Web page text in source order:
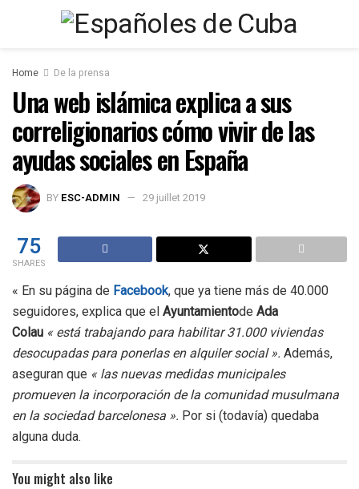
Home De la prensa
Una web islámica explica a sus
correligionarios cómo vivir de las
ayudas sociales en España
BY ESC-ADMIN 29 juillet 2019
75
SHARES
« En su página de Facebook, que ya tiene más de 40.000
seguidores, explica que el Ayuntamientode Ada
Colau « está trabajando para habilitar 31.000 viviendas
desocupadas para ponerlas en alquiler social ». Además,
aseguran que « las nuevas medidas municipales
promueven la incorporación de la comunidad musulmana
en la sociedad barcelonesa ». Por si (todavía) quedaba
alguna duda.
You might also like